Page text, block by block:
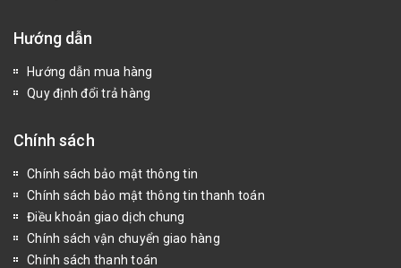
Hướng dẫn
Hướng dẫn mua hàng
Quy định đổi trả hàng
Chính sách
Chính sách bảo mật thông tin
Chính sách bảo mật thông tin thanh toán
Điều khoản giao dịch chung
Chính sách vận chuyển giao hàng
Chính sách thanh toán